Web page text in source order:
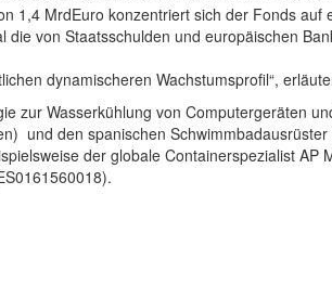
1,4 MrdEuro konzentriert sich der Fonds auf
von Staatsschulden und europäischen
dynamischeren Wachstumsprofil“,
zur Wasserkühlung von Computergeräten
und den spanischen
der globale Containerspezialist AP